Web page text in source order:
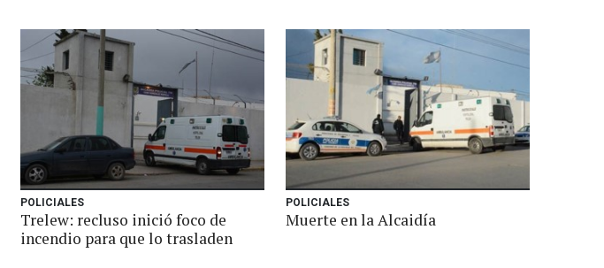
POLICIALES
Trelew: recluso inició foco de
incendio para que lo trasladen
POLICIALES
Muerte en la Alcaidía